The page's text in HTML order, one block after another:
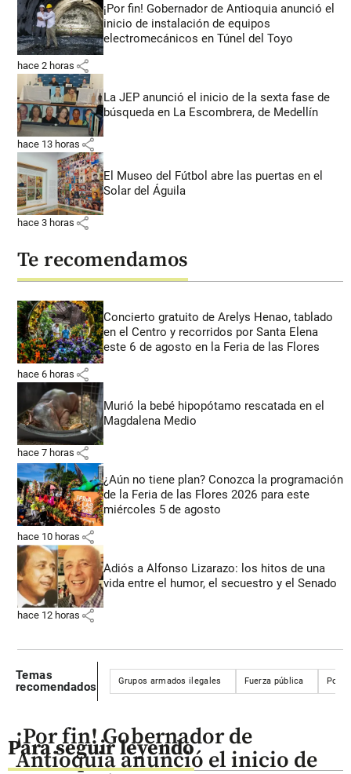
¡Por fin! Gobernador de Antioquia anunció el
inicio de instalación de equipos
electromecánicos en Túnel del Toyo
hace 2 horas share
La JEP anunció el inicio de la sexta fase de
búsqueda en La Escombrera, de Medellín
hace 13 horas share
El Museo del Fútbol abre las puertas en el
Solar del Águila
hace 3 horas share
Te recomendamos
Concierto gratuito de Arelys Henao, tablado
en el Centro y recorridos por Santa Elena
este 6 de agosto en la Feria de las Flores
hace 6 horas share
Murió la bebé hipopótamo rescatada en el
Magdalena Medio
hace 7 horas share
¿Aún no tiene plan? Conozca la programación
de la Feria de las Flores 2026 para este
miércoles 5 de agosto
hace 10 horas share
Adiós a Alfonso Lizarazo: los hitos de una
vida entre el humor, el secuestro y el Senado
hace 12 horas share
Temas
recomendados
Grupos armados ilegales Fuerza pública
Para seguir leyendo
¡Por fin! Gobernador de
Antioquia anunció el inicio de